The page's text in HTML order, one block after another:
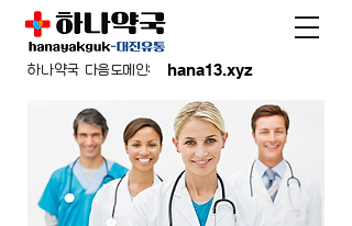
hana13.xyz
하나약국 다음도메인: